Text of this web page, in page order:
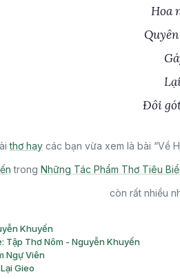
Hoa
Đôi
thơ hay các bạn vừa xem là bài “Về
trong Những Tác Phẩm Thơ Tiêu
còn rất nhiều
Khuyến
Tập Thơ Nôm - Nguyễn Khuyến
Ngự Viên
Gieo